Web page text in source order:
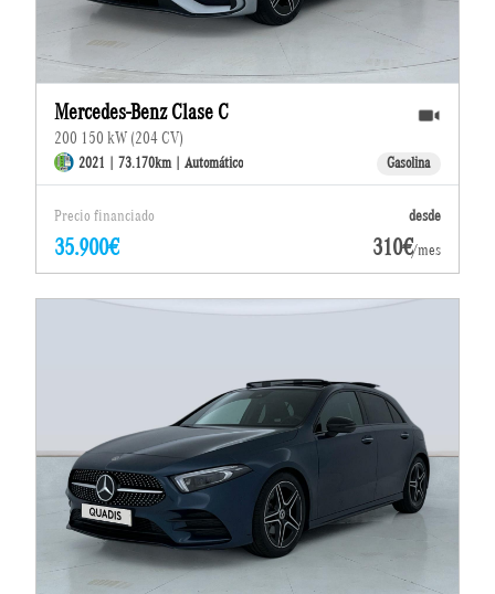
Mercedes-Benz Clase C
200 150 kW (204 CV)
2021 | 73.170km | Automático Gasolina
Precio financiado desde
35.900€ 310€/mes